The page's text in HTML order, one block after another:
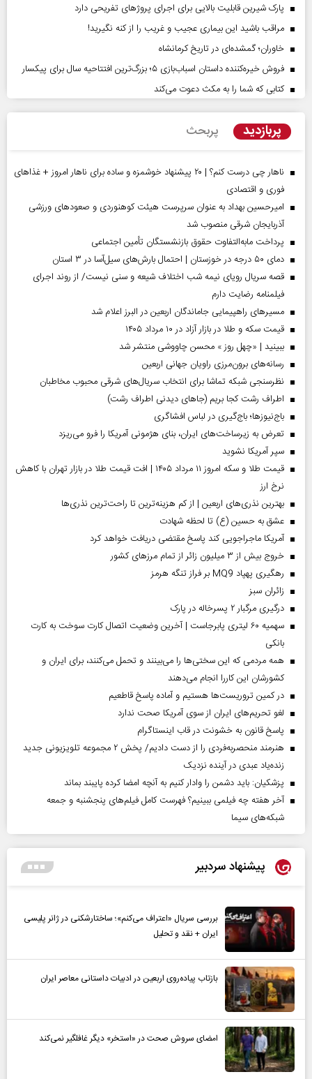
پارک شیرین قابلیت‌ بالایی برای اجرای پروژهای تفریحی دارد
مراقب باشید این بیماری عجیب و غریب را از کنه نگیرید!
خاوران؛ گمشده‌ای در تاریخ کرمانشاه
فروش خیره‌کننده داستان اسباب‌بازی ۵؛ بزرگ‌ترین افتتاحیه سال برای پیکسار
کتابی که شما را به مکث دعوت می‌کند
پربازدید پربحث
ناهار چی درست کنم؟ | ۲۰ پیشنهاد خوشمزه و ساده برای ناهار امروز + غذاهای
فوری و اقتصادی
امیرحسین بهداد به عنوان سرپرست هیئت کوهنوردی و صعودهای ورزشی
آذربایجان شرقی منصوب شد
پرداخت مابه‌التفاوت حقوق بازنشستگان تأمین اجتماعی
دمای ۵۰ درجه در خوزستان | احتمال بارش‌های سیل‌آسا در ۳ استان
قصه سریال رویای نیمه شب اختلاف شیعه و سنی نیست/ از روند اجرای
فیلمنامه رضایت دارم
مسیر‌های راهپیمایی جاماندگان اربعین در البرز اعلام شد
قیمت سکه و طلا در بازار آزاد در ۱۰ مرداد ۱۴۰۵
ببینید | «چهل روز » محسن چاووشی منتشر شد
رسانه‌های برون‌مرزی راویان جهانی اربعین
نظرسنجی شبکه تماشا برای انتخاب سریال‌های شرقی محبوب مخاطبان
اطراف رشت کجا بریم (جاهای دیدنی اطراف رشت)
باج‌نیوزها؛ باج‌گیری در لباس افشاگری
تعرض به زیرساخت‌های ایران، بنای هژمونی آمریکا را فرو می‌ریزد
سپر آمریکا نشوید
قیمت طلا و سکه امروز ۱۱ مرداد ۱۴۰۵ | افت قیمت طلا در بازار تهران با کاهش
نرخ ارز
بهترین نذری‌های اربعین | از کم هزینه‌ترین تا راحت‌ترین نذری‌ها
عشق به حسین (ع) تا لحظه شهادت
آمریکا ماجراجویی کند پاسخ مقتضی دریافت خواهد کرد
خروج بیش از ۳ میلیون زائر از تمام مرز‌های کشور
رهگیری پهپاد MQ9 بر فراز تنگه هرمز
‌زائران سبز
درگیری مرگبار ۲ پسرخاله در پارک
سهمیه ۶۰ لیتری پابرجاست | آخرین وضعیت اتصال کارت سوخت به کارت
بانکی
همه مردمی که این سختی‌ها را می‌بینند و تحمل می‌کنند، برای ایران و
کشورشان این کاررا انجام می‌دهند
در کمین تروریست‌ها هستیم و آماده پاسخ قاطعیم
لغو تحریم‌های ایران از سوی آمریکا صحت ندارد
پاسخ قانون به خشونت در قاب اینستاگرام
هنرمند منحصر‌به‌فردی را از دست دادیم/ پخش ۲ مجموعه تلویزیونی جدید
زنده‌یاد عبدی در آینده نزدیک
پزشکیان: باید دشمن را وادار کنیم به آنچه امضا کرده پایبند بماند
آخر هفته چه فیلمی ببینیم؟ فهرست کامل فیلم‌های پنجشنبه و جمعه
شبکه‌های سیما
پیشنهاد سردبیر
بررسی سریال «اعتراف می‌کنم»؛ ساختارشکنی در ژانر پلیسی
ایران + نقد و تحلیل
بازتاب پیاده‌روی اربعین در ادبیات داستانی معاصر ایران
امضای سروش صحت در «استخر» دیگر غافلگیر نمی‌کند